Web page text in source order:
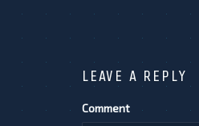
LEAVE A REPLY
Comment